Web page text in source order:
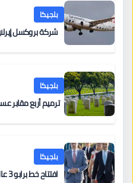
بلجيكا
شركة بروكسل
بلجيكا
ترميم أربع مقابر
بلجيكا
افتتاح خط برابو 3 عالي الجهد رسمياً في ميناء أنتويرب